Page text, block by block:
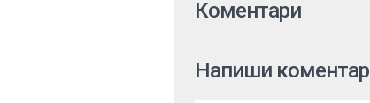
Коментари
Напиши коментар